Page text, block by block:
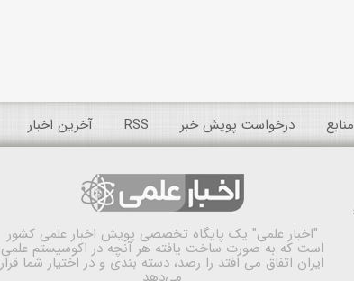
منابع درخواست پویش خبر RSS آخرین اخبار
"اخبار علمی" یک پایگاه تخصصی پویش اخبار علمی کشور
است که به صورت ساخت یافته هر آنچه در اکوسیستم علمی
ایران اتفاق می افتد را رصد، دسته بندی و در اختیار شما قرار